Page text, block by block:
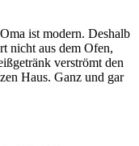
ist modern. Deshalb
nicht aus dem Ofen,
verströmt den
Haus. Ganz und gar